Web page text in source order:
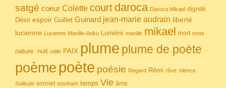
satgé coeur Colette court daroca Daroca Mikael dignité
Désir espoir Guillet Guinard jean-marie audrain liberté
lucienne Lucienne Maville-Anku Lumière maville mikael mort mots
nature. nuit odile PAIX plume plume de poète
poème poète poésie Regard Rémi rêve silence
Solitude sonnet stonham temps Vie âme